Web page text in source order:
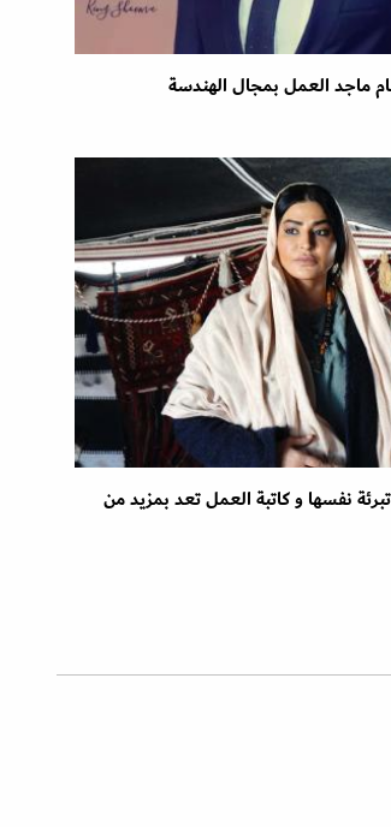
ماجد العمل بمجال الهندسة
نفسها و كاتبة العمل تعد بمزيد من